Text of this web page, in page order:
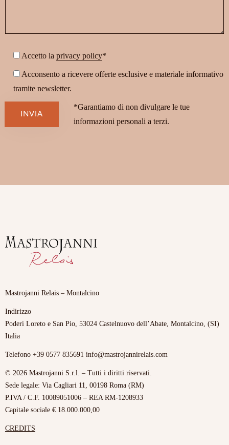
Accetto la privacy policy*
Acconsento a ricevere offerte esclusive e materiale informativo
tramite newsletter.
INVIA
*Garantiamo di non divulgare le tue
informazioni personali a terzi.
Mastrojanni Relais – Montalcino
Indirizzo
Poderi Loreto e San Pio, 53024 Castelnuovo dell’Abate, Montalcino, (SI)
Italia
Telefono +39 0577 835691 info@mastrojannirelais.com
© 2026 Mastrojanni S.r.l. – Tutti i diritti riservati.
Sede legale: Via Cagliari 11, 00198 Roma (RM)
P.IVA / C.F. 10089051006 – REA RM-1208933
Capitale sociale € 18.000.000,00
CREDITS